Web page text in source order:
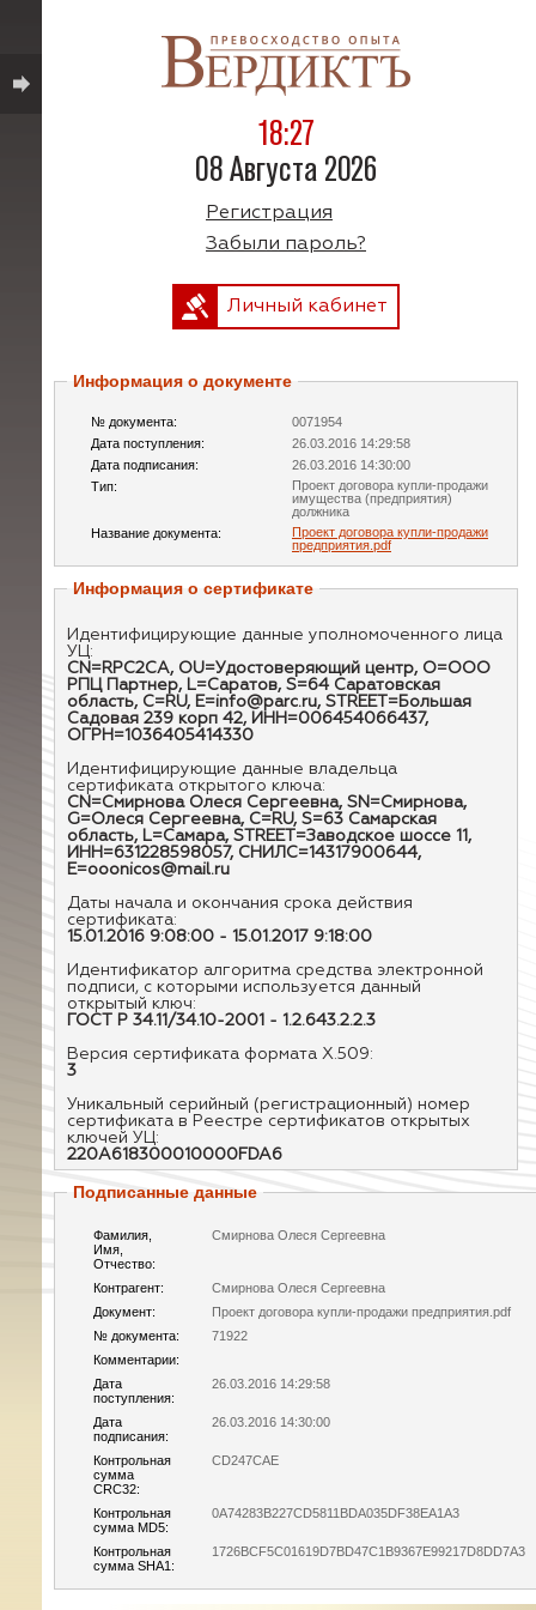
18:27
08 Августа 2026
Регистрация
Забыли пароль?
Личный кабинет
Информация о документе
№ документа:
0071954
Дата поступления:
26.03.2016 14:29:58
Дата подписания:
26.03.2016 14:30:00
Тип:
Проект договора купли-продажи
имущества (предприятия)
должника
Название документа:
Проект договора купли-продажи
предприятия.pdf
Информация о сертификате
Идентифицирующие данные уполномоченного лица
УЦ:
CN=RPC2CA, OU=Удостоверяющий центр, O=ООО
РПЦ Партнер, L=Саратов, S=64 Саратовская
область, C=RU, E=info@parc.ru, STREET=Большая
Садовая 239 корп 42, ИНН=006454066437,
ОГРН=1036405414330
Идентифицирующие данные владельца
сертификата открытого ключа:
CN=Смирнова Олеся Сергеевна, SN=Смирнова,
G=Олеся Сергеевна, C=RU, S=63 Самарская
область, L=Самара, STREET=Заводское шоссе 11,
ИНН=631228598057, СНИЛС=14317900644,
E=ooonicos@mail.ru
Даты начала и окончания срока действия
сертификата:
15.01.2016 9:08:00 - 15.01.2017 9:18:00
Идентификатор алгоритма средства электронной
подписи, с которыми используется данный
открытый ключ:
ГОСТ Р 34.11/34.10-2001 - 1.2.643.2.2.3
Версия сертификата формата X.509:
3
Уникальный серийный (регистрационный) номер
сертификата в Реестре сертификатов открытых
ключей УЦ:
220A618300010000FDA6
Подписанные данные
Фамилия,
Имя,
Отчество:
Смирнова Олеся Сергеевна
Контрагент:
Смирнова Олеся Сергеевна
Документ:
Проект договора купли-продажи предприятия.pdf
№ документа:
71922
Комментарии:
Дата
поступления:
26.03.2016 14:29:58
Дата
подписания:
26.03.2016 14:30:00
Контрольная
сумма
CRC32:
CD247CAE
Контрольная
сумма MD5:
0A74283B227CD5811BDA035DF38EA1A3
Контрольная
сумма SHA1:
1726BCF5C01619D7BD47C1B9367E99217D8DD7A3